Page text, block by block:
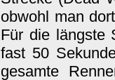
obwohl man
Für die längste
fast 50
gesamte